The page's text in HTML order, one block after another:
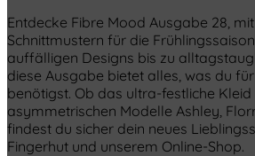
Entdecke Fibre Mood Ausgabe 28,
Schnittmustern für die
auffälligen Designs bis zu
diese Ausgabe bietet alles, was du
benötigst. Ob das ultra-festliche
asymmetrischen Modelle Ashley,
findest du sicher dein neues
Fingerhut und unserem Online-Shop.